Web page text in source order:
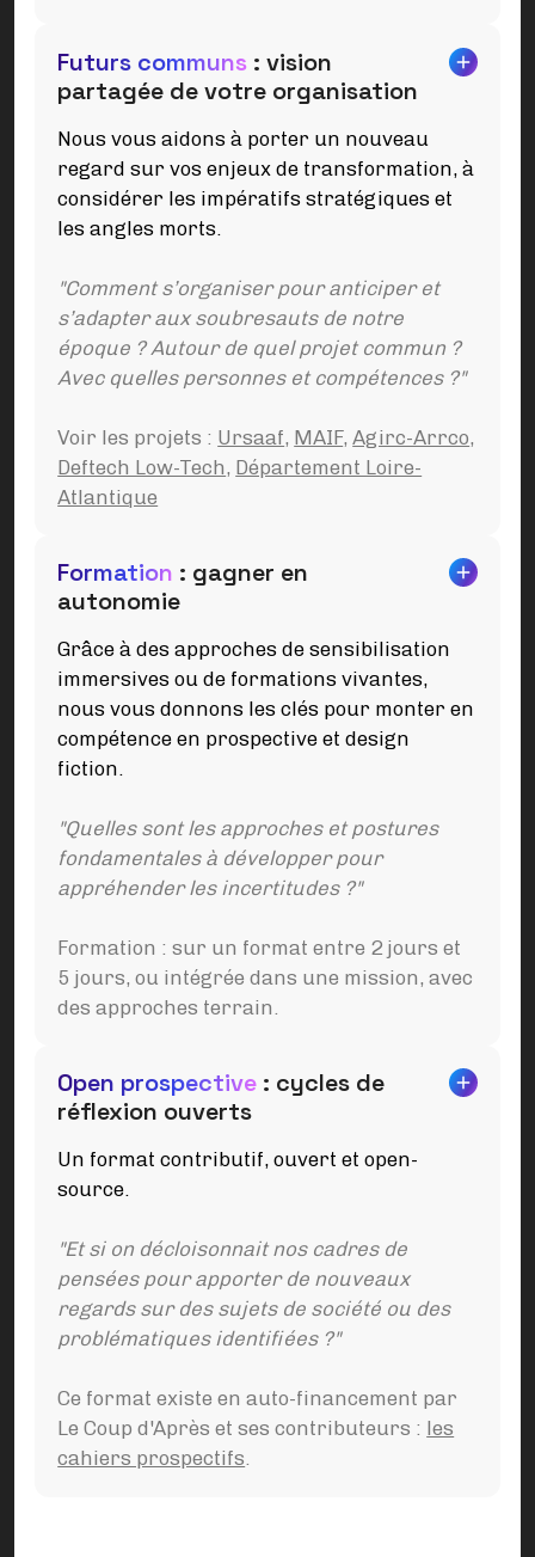
Futurs communs : vision
partagée de votre organisation
Nous vous aidons à porter un nouveau
regard sur vos enjeux de transformation, à
considérer les impératifs stratégiques et
les angles morts.
"Comment s’organiser pour anticiper et
s’adapter aux soubresauts de notre
époque ? Autour de quel projet commun ?
Avec quelles personnes et compétences ?"
Voir les projets : Ursaaf, MAIF,Agirc-Arrco,
Deftech Low-Tech, Département Loire-
Atlantique
Formation : gagner en
autonomie
Grâce à des approches de sensibilisation
immersives ou de formations vivantes,
nous vous donnons les clés pour monter en
compétence en prospective et design
fiction.
"Quelles sont les approches et postures
fondamentales à développer pour
appréhender les incertitudes ?"
Formation : sur un format entre 2 jours et
5 jours, ou intégrée dans une mission, avec
des approches terrain.
Open prospective : cycles de
réflexion ouverts
Un format contributif, ouvert et open-
source.
"Et si on décloisonnait nos cadres de
pensées pour apporter de nouveaux
regards sur des sujets de société ou des
problématiques identifiées ?"
Ce format existe en auto-financement par
Le Coup d'Après et ses contributeurs : les
cahiers prospectifs.